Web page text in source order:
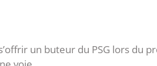
un buteur du PSG lors du